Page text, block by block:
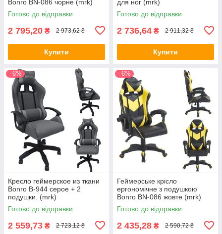
Bonro BN-086 чорне (mrk)
Готово до відправки
2 795,20 ₴ 2 973,62 ₴
Купити
для ног (mrk)
Готово до відправки
2 736,64 ₴ 2 911,32 ₴
Купити
–6%
Кресло геймерское из ткани
Bonro B-944 серое + 2
подушки. (mrk)
Готово до відправки
2 559,73 ₴ 2 723,12 ₴
–6%
Геймерське крісло
ергономічне з подушкою
Bonro BN-086 жовте (mrk)
Готово до відправки
2 435,28 ₴ 2 590,72 ₴